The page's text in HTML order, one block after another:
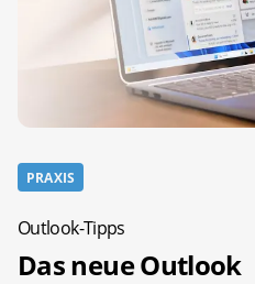
PRAXIS
Outlook-Tipps
Das neue Outlook